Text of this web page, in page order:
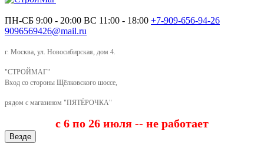
ПН-СБ 9:00 - 20:00 ВС 11:00 - 18:00 +7-909-656-94-26
9096569426@mail.ru
г. Москва, ул. Новосибирская, дом 4.
"СТРОЙМАГ"
Вход со стороны Щёлковского шоссе,
рядом с магазином "ПЯТЁРОЧКА"
с 6 по 26 июля -- не работает
Везде